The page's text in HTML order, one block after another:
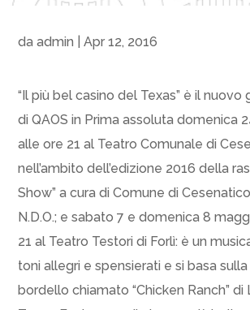
daadmin |Apr 12, 2016
“Il più bel casino del Texas” è il nuovo
di QAOS in Prima assoluta domenica
alle ore 21 al Teatro Comunale di
nell’ambito dell’edizione 2016 della
Show” a cura di Comune di
N.D.O.; e sabato 7 e domenica 8
21 al Teatro Testori di Forlì: è un
toni allegri e spensierati e si basa
bordello chiamato “Chicken Ranch” di